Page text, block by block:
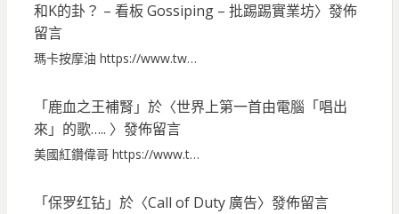
和K的卦？ – 看板 Gossiping – 批踢踢實業坊〉發佈
留言
瑪卡按摩油 https://www.tw…
「鹿血之王補腎 」於〈世界上第一首由電腦「唱出
來」的歌….. 〉發佈留言
美國紅鑽偉哥 https://www.t…
「保罗红钻」於〈Call of Duty 廣告〉發佈留言